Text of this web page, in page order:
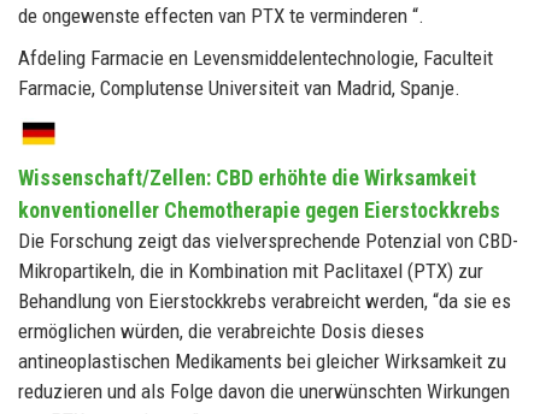
de ongewenste effecten van PTX te verminderen “.
Afdeling Farmacie en Levensmiddelentechnologie, Faculteit
Farmacie, Complutense Universiteit van Madrid, Spanje.
Wissenschaft/Zellen: CBD erhöhte die Wirksamkeit
konventioneller Chemotherapie gegen Eierstockkrebs
Die Forschung zeigt das vielversprechende Potenzial von CBD-
Mikropartikeln, die in Kombination mit Paclitaxel (PTX) zur
Behandlung von Eierstockkrebs verabreicht werden, “da sie es
ermöglichen würden, die verabreichte Dosis dieses
antineoplastischen Medikaments bei gleicher Wirksamkeit zu
reduzieren und als Folge davon die unerwünschten Wirkungen